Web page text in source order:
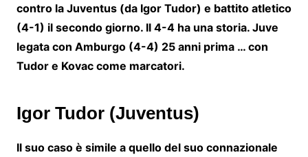
contro la Juventus (da Igor Tudor) e battito atletico
(4-1) il secondo giorno. Il 4-4 ha una storia. Juve
legata con Amburgo (4-4) 25 anni prima … con
Tudor e Kovac come marcatori.
Igor Tudor (Juventus)
Il suo caso è simile a quello del suo connazionale